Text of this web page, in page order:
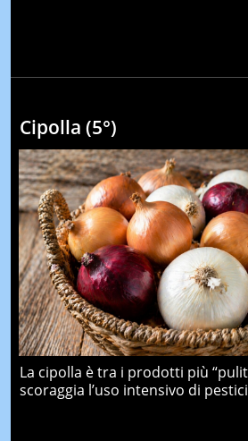
Cipolla (5°)
La cipolla è tra i prodotti più
scoraggia l’uso intensivo di